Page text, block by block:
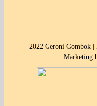
2022 Geroni Gombok
Marketing